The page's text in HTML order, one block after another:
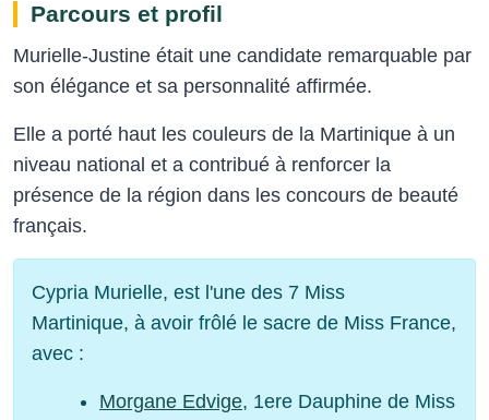
Parcours et profil
Murielle-Justine était une candidate remarquable par
son élégance et sa personnalité affirmée.
Elle a porté haut les couleurs de la Martinique à un
niveau national et a contribué à renforcer la
présence de la région dans les concours de beauté
français.
Cypria Murielle, est l'une des 7 Miss
Martinique, à avoir frôlé le sacre de Miss France,
avec :
Morgane Edvige, 1ere Dauphine de Miss